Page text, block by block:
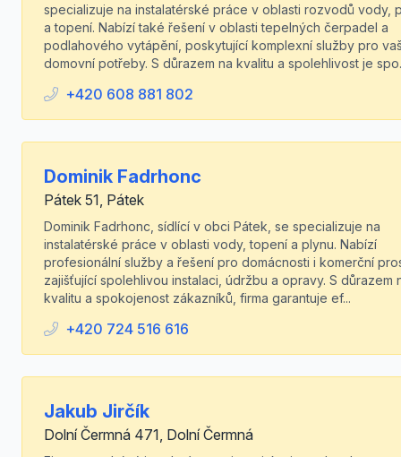
specializuje na instalatérské práce v oblasti rozvodů vody,
a topení. Nabízí také řešení v oblasti tepelných čerpadel a
podlahového vytápění, poskytující komplexní služby pro
domovní potřeby. S důrazem na kvalitu a spolehlivost je
+420 608 881 802
Dominik Fadrhonc
Pátek 51, Pátek
Dominik Fadrhonc, sídlící v obci Pátek, se specializuje na
instalatérské práce v oblasti vody, topení a plynu. Nabízí
profesionální služby a řešení pro domácnosti i komerční
zajišťující spolehlivou instalaci, údržbu a opravy. S důrazem
kvalitu a spokojenost zákazníků, firma garantuje ef...
+420 724 516 616
Jakub Jirčík
Dolní Čermná 471, Dolní Čermná